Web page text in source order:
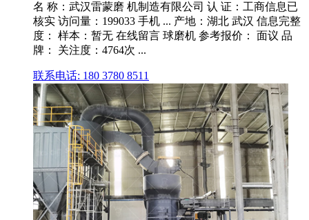
名 称：武汉雷蒙磨 机制造有限公司 认 证：工商信息已
核实 访问量：199033 手机 ... 产地：湖北 武汉 信息完整
度： 样本：暂无 在线留言 球磨机 参考报价： 面议 品
牌： 关注度：4764次 ...
联系电话: 180 3780 8511